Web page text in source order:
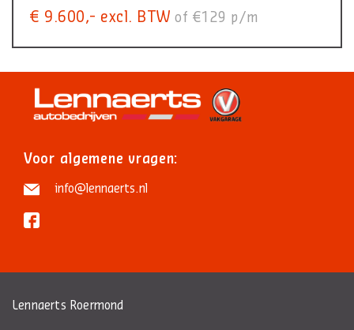
€ 9.600,- excl. BTW of €129 p/m
Voor algemene vragen:
info@lennaerts.nl
Lennaerts Roermond